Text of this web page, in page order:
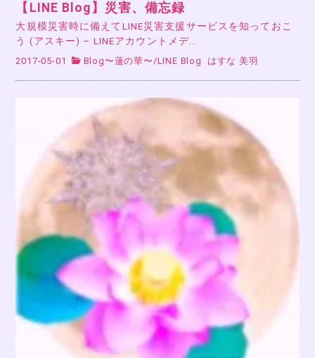
【LINE Blog】災害、備忘録
大規模災害時に備えてLINE災害支援サービスを知っておこ
う (アスキー) – LINEアカウントメデ…
2017-05-01 Blog〜蓮の華〜 /LINE Blog はすな 美羽